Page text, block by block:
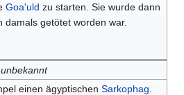
Goa'uld zu starten. Sie wurde dann
damals getötet worden war.
unbekannt
einen ägyptischen Sarkophag